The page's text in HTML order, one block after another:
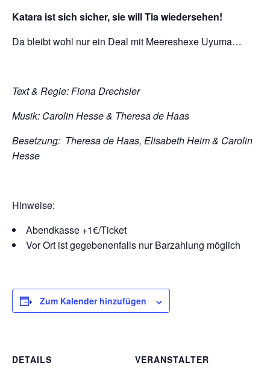
Katara ist sich sicher, sie will Tia wiedersehen!
Da bleibt wohl nur ein Deal mit Meereshexe Uyuma…
Text & Regie: Fiona Drechsler
Musik: Carolin Hesse & Theresa de Haas
Besetzung: Theresa de Haas, Elisabeth Heim & Carolin
Hesse
Hinweise:
Abendkasse +1€/Ticket
Vor Ort ist gegebenenfalls nur Barzahlung möglich
Zum Kalender hinzufügen
DETAILS
VERANSTALTER